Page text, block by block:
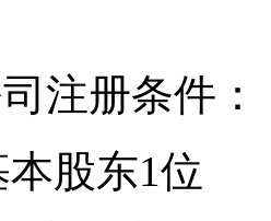
册条件：
股东1位